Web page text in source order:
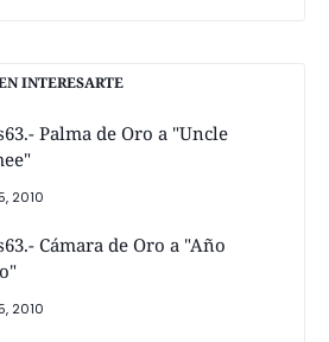
INTERESARTE
Palma de Oro a "Uncle
2010
Cámara de Oro a "Año
2010